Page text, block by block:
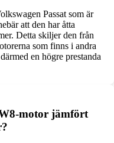
Passat som är
att den har åtta
Detta skiljer den från
som finns i andra
en högre prestanda
motor jämfört